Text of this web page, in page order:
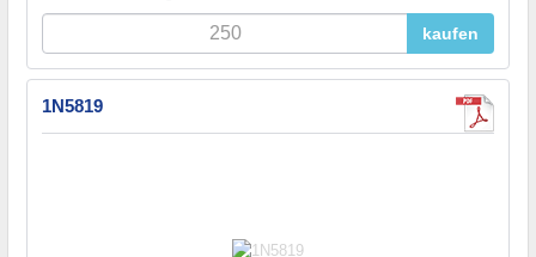
kaufen
1N5819